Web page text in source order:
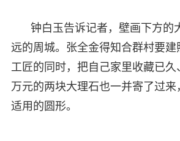
钟白玉告诉记者，壁画下方的
远的周城。张全金得知合群村要
工匠的同时，把自己家里收藏已
万元的两块大理石也一并寄了过
适用的圆形。